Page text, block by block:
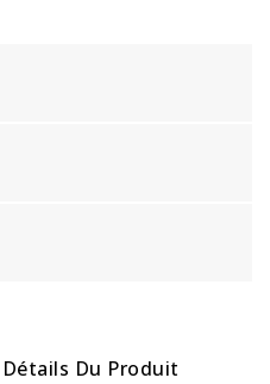
Détails Du Produit